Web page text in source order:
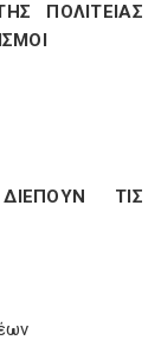
ΠΟΛΙΤΕΙΑΣ
ΤΙΣ